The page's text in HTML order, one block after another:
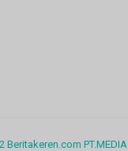
PT.MEDIA